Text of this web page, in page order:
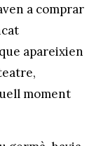
a comprar
apareixien
moment